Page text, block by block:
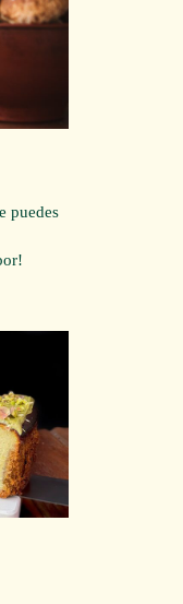
puedes